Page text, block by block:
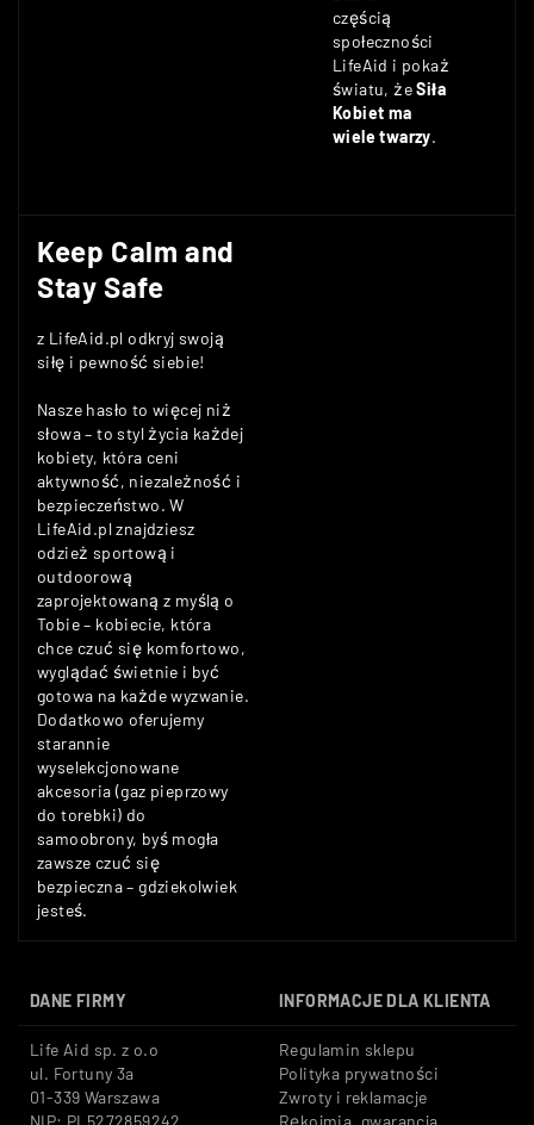
częścią
społeczności
LifeAid i pokaż
światu, żeSiła
Kobiet ma
wiele twarzy.
Keep Calm and
Stay Safe
z LifeAid.pl odkryj swoją
siłę i pewność siebie!
Nasze hasło to więcej niż
słowa – to styl życia każdej
kobiety, która ceni
aktywność, niezależność i
bezpieczeństwo. W
LifeAid.pl znajdziesz
odzież sportową i
outdoorową
zaprojektowaną z myślą o
Tobie – kobiecie, która
chce czuć się komfortowo,
wyglądać świetnie i być
gotowa na każde wyzwanie.
Dodatkowo oferujemy
starannie
wyselekcjonowane
akcesoria (gaz pieprzowy
do torebki) do
samoobrony, byś mogła
zawsze czuć się
bezpieczna – gdziekolwiek
jesteś.
DANE FIRMY INFORMACJE DLA KLIENTA
Life Aid sp. z o.o
ul. Fortuny 3a
01-339 Warszawa
NIP: PL5272859242
Regulamin sklepu
Polityka prywatności
Zwroty i reklamacje
Rękojmia, gwarancja,